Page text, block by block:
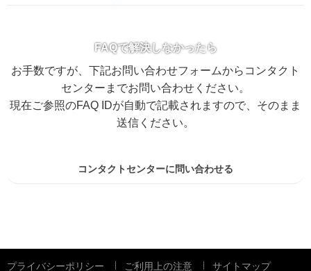
FAQで解決しなかったら
お手数ですが、下記お問い合わせフォームからコンタクト
センターまでお問い合わせください。
現在ご参照のFAQ IDが自動で記載されますので、そのまま
送信ください。
コンタクトセンターに問い合わせる
プライバシーポリシー ご利用上の注意 サイトマップ